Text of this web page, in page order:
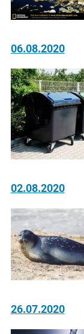
06.08.2020
02.08.2020
26.07.2020